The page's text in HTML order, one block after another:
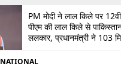
PM मोदी ने लाल किले पर 12वीं
पीएम की लाल किले से
ललकार, प्रधानमंत्री ने 103
NATIONAL